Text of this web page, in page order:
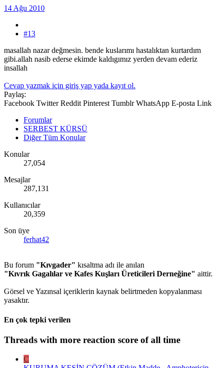
14 Ağu 2010
#13
masallah nazar değmesin. bende kuslarımı hastalıktan kurtardım
gibi.allah nasib ederse ekimde kaldıgımız yerden devam ederiz
insallah
Cevap yazmak için giriş yap yada kayıt ol.
Paylaş:
Facebook Twitter Reddit Pinterest Tumblr WhatsApp E-posta Link
Forumlar
SERBEST KÜRSÜ
Diğer Tüm Konular
Konular
27,054
Mesajlar
287,131
Kullanıcılar
20,359
Son üye
ferhat42
Bu forum "Kıvgader" kısaltma adı ile anılan
"Kıvrık Gagalılar ve Kafes Kuşları Üreticileri Derneğine" aittir.
Görsel ve Yazınsal içeriklerin kaynak belirtmeden kopyalanması
yasaktır.
En çok tepki verilen
Threads with more reaction score of all time
C